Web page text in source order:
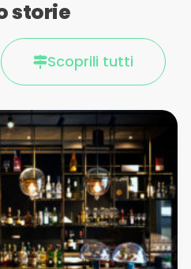
storie
Scoprili tutti